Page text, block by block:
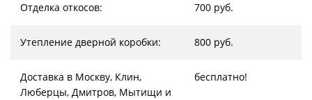
Отделка откосов: 700 руб.
Утепление дверной коробки: 800 руб.
Доставка в Москву, Клин,
Люберцы, Дмитров, Мытищи и
бесплатно!